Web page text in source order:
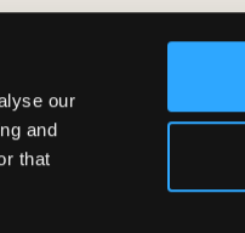
our
and
that